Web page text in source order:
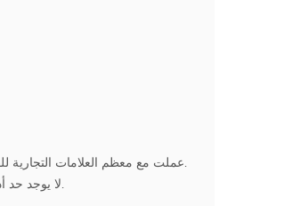
3. عملت مع معظم العلامات التجارية للفنادق ، مثل هيلتون ، ماريوت ، حياة ، إلخ. تتوفر العديد من مشاريع الإضاءة الخاصة بصناعة الفنادق.
4. لا يوجد حد أدنى لكمية الطلب المطلوبة ، سواء غرفة الضيوف أو الأماكن العامة ، يمكن تخصيص جميع الأضواء.